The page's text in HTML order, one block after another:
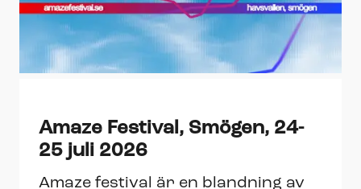
Amaze Festival, Smögen, 24-
25 juli 2026
Amaze festival är en blandning av